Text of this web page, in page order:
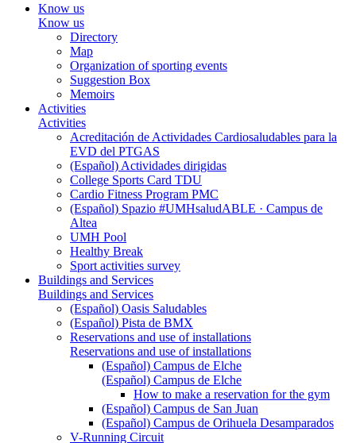
Know us
Know us
Directory
Map
Organization of sporting events
Suggestion Box
Memoirs
Activities
Activities
Acreditación de Actividades Cardiosaludables para la
EVD del PTGAS
(Español) Actividades dirigidas
College Sports Card TDU
Cardio Fitness Program PMC
(Español) Spazio #UMHsaludABLE · Campus de
Altea
UMH Pool
Healthy Break
Sport activities survey
Buildings and Services
Buildings and Services
(Español) Oasis Saludables
(Español) Pista de BMX
Reservations and use of installations
Reservations and use of installations
(Español) Campus de Elche
(Español) Campus de Elche
How to make a reservation for the gym
(Español) Campus de San Juan
(Español) Campus de Orihuela Desamparados
V-Running Circuit